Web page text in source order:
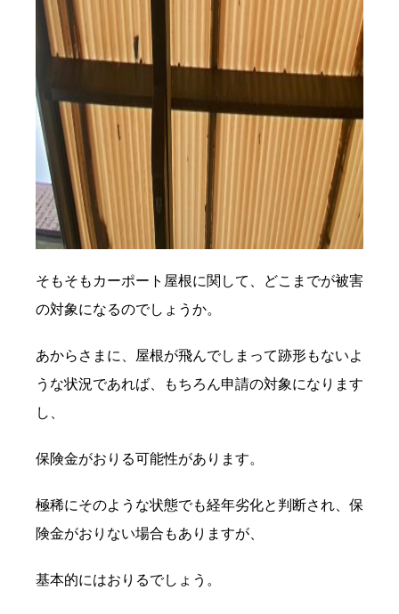
そもそもカーポート屋根に関して、どこまでが被害
の対象になるのでしょうか。
あからさまに、屋根が飛んでしまって跡形もないよ
うな状況であれば、もちろん申請の対象になります
し、
保険金がおりる可能性があります。
極稀にそのような状態でも経年劣化と判断され、保
険金がおりない場合もありますが、
基本的にはおりるでしょう。